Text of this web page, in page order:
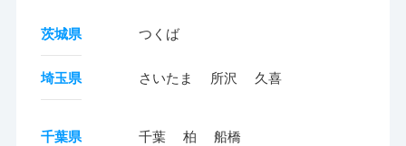
茨城県 つくば
埼玉県 さいたま 所沢 久喜
千葉県 千葉 柏 船橋